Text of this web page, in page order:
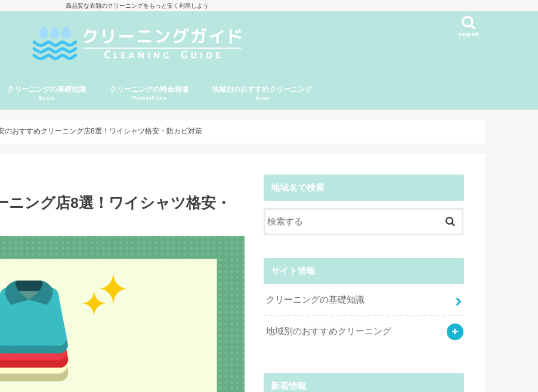
高品質な衣類のクリーニングをもっと安く利用しよう
search
クリーニングの基礎知識
Basis
クリーニングの料金相場
MarketPrice
地域別のおすすめクリーニング
Area
のおすすめクリーニング店8選！ワイシャツ格安・防カビ対策
ング店8選！ワイシャツ格安・
地域名で検索
サイト情報
クリーニングの基礎知識
地域別のおすすめクリーニング
新着情報